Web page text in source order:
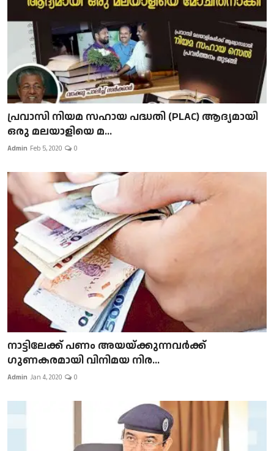
പ്രവാസി നിയമ സഹായ പദ്ധതി (PLAC) ആദ്യമായി
ഒരു മലയാളിയെ മ...
Admin Feb 5, 2020 0
നാട്ടിലേക്ക് പണം അയയ്ക്കുന്നവർക്ക്
ഗുണകരമായി വിനിമയ നിര...
Admin Jan 4, 2020 0